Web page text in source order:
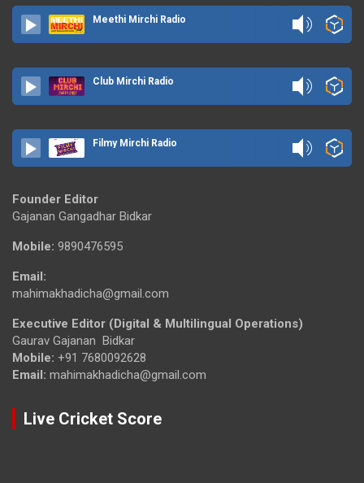
Meethi Mirchi Radio
Club Mirchi Radio
Filmy Mirchi Radio
Founder Editor
Gajanan Gangadhar Bidkar
Mobile: 9890476595
Email:
mahimakhadicha@gmail.com
Executive Editor (Digital & Multilingual Operations)
Gaurav Gajanan Bidkar
Mobile: +91 7680092628
Email: mahimakhadicha@gmail.com
Live Cricket Score